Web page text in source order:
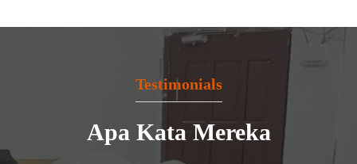
Testimonials
Apa Kata Mereka